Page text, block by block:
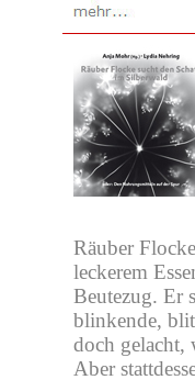
Räuber
leckerem
Beutezug. Er
blinkende,
doch gelacht,
Aber